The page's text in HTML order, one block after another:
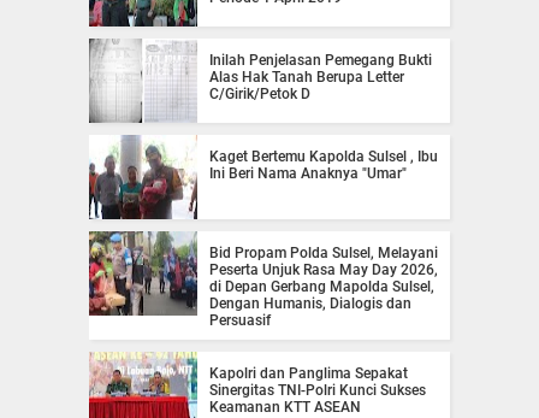
Inilah Penjelasan Pemegang Bukti
Alas Hak Tanah Berupa Letter
C/Girik/Petok D
Kaget Bertemu Kapolda Sulsel , Ibu
Ini Beri Nama Anaknya "Umar"
Bid Propam Polda Sulsel, Melayani
Peserta Unjuk Rasa May Day 2026,
di Depan Gerbang Mapolda Sulsel,
Dengan Humanis, Dialogis dan
Persuasif
Kapolri dan Panglima Sepakat
Sinergitas TNI-Polri Kunci Sukses
Keamanan KTT ASEAN